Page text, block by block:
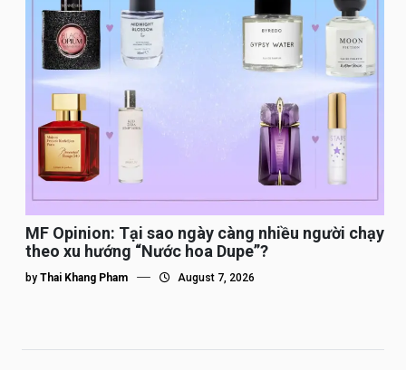
MF Opinion: Tại sao ngày càng nhiều người chạy
theo xu hướng “Nước hoa Dupe”?
by Thai Khang Pham August 7, 2026